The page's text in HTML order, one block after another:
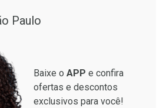
Paulo
Baixe o APP e confira
ofertas e descontos
exclusivos para você!